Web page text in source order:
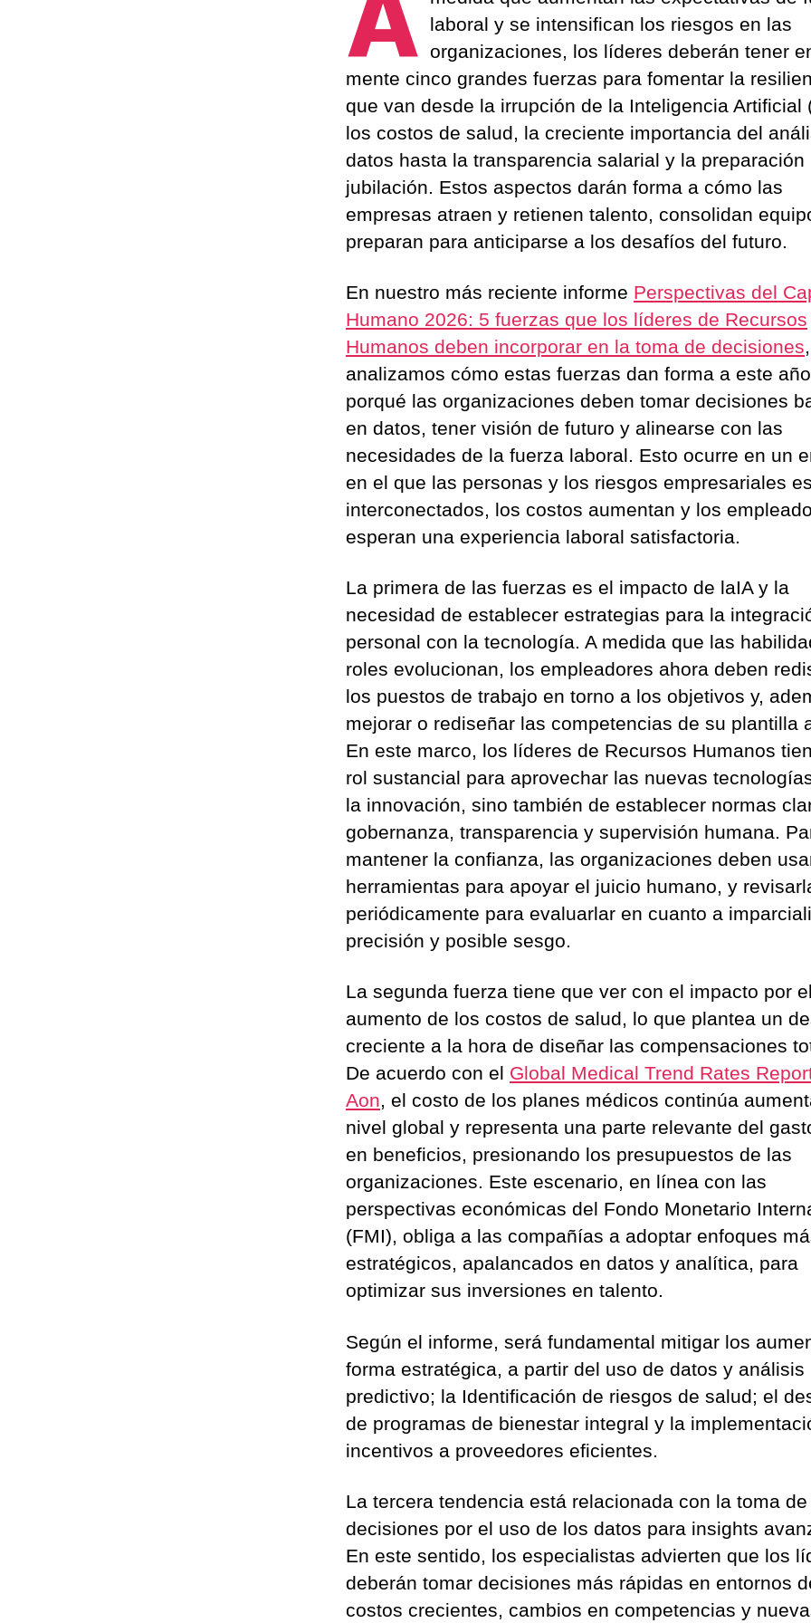
laboral y se intensifican los riesgos en las
organizaciones, los líderes deberán tener
mente cinco grandes fuerzas para fomentar la
que van desde la irrupción de la Inteligencia Artificial
los costos de salud, la creciente importancia del
datos hasta la transparencia salarial y la preparación
jubilación. Estos aspectos darán forma a cómo las
empresas atraen y retienen talento, consolidan
preparan para anticiparse a los desafíos del futuro.
En nuestro más reciente informe Perspectivas del
Humano 2026: 5 fuerzas que los líderes de Recursos
Humanos deben incorporar en la toma de decisiones,
analizamos cómo estas fuerzas dan forma a este
porqué las organizaciones deben tomar decisiones
en datos, tener visión de futuro y alinearse con las
necesidades de la fuerza laboral. Esto ocurre en un
en el que las personas y los riesgos empresariales
interconectados, los costos aumentan y los
esperan una experiencia laboral satisfactoria.
La primera de las fuerzas es el impacto de laIA y la
necesidad de establecer estrategias para la
personal con la tecnología. A medida que las
roles evolucionan, los empleadores ahora deben
los puestos de trabajo en torno a los objetivos y,
mejorar o rediseñar las competencias de su plantilla
En este marco, los líderes de Recursos Humanos
rol sustancial para aprovechar las nuevas
la innovación, sino también de establecer normas
gobernanza, transparencia y supervisión humana.
mantener la confianza, las organizaciones deben
herramientas para apoyar el juicio humano, y
periódicamente para evaluarlar en cuanto a
precisión y posible sesgo.
La segunda fuerza tiene que ver con el impacto por
aumento de los costos de salud, lo que plantea un
creciente a la hora de diseñar las compensaciones
De acuerdo con el Global Medical Trend Rates
Aon, el costo de los planes médicos continúa
nivel global y representa una parte relevante del
en beneficios, presionando los presupuestos de las
organizaciones. Este escenario, en línea con las
perspectivas económicas del Fondo Monetario
(FMI), obliga a las compañías a adoptar enfoques
estratégicos, apalancados en datos y analítica, para
optimizar sus inversiones en talento.
Según el informe, será fundamental mitigar los
forma estratégica, a partir del uso de datos y análisis
predictivo; la Identificación de riesgos de salud; el
de programas de bienestar integral y la
incentivos a proveedores eficientes.
La tercera tendencia está relacionada con la toma de
decisiones por el uso de los datos para insights
En este sentido, los especialistas advierten que los
deberán tomar decisiones más rápidas en entornos
costos crecientes, cambios en competencias y